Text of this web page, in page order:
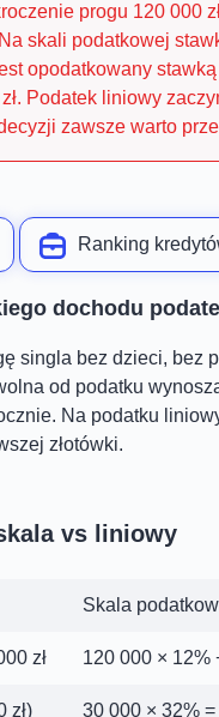
progu 120 000
skali podatkowej
opodatkowany
Podatek liniowy
zawsze warto
Ranking
dochodu
singla bez dzieci,
od podatku
Na podatku
złotówki.
vs liniowy
Skala
zł 120 000 × 12%
zł) 30 000 × 32% =